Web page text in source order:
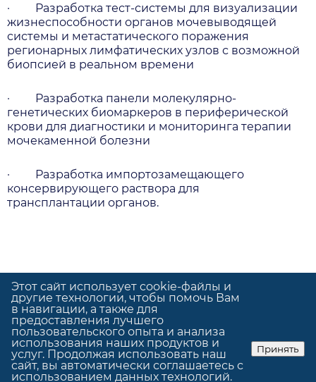
· Разработка тест-системы для визуализации
жизнеспособности органов мочевыводящей
системы и метастатического поражения
регионарных лимфатических узлов с возможной
биопсией в реальном времени
· Разработка панели молекулярно-
генетических биомаркеров в периферической
крови для диагностики и мониторинга терапии
мочекаменной болезни
· Разработка импортозамещающего
консервирующего раствора для
трансплантации органов.
Политика конфиденциальности
Использование cookie
© GrandUp | Сделано вGrandUp
Этот сайт использует cookie-файлы и
другие технологии, чтобы помочь Вам
в навигации, а также для
предоставления лучшего
пользовательского опыта и анализа
использования наших продуктов и
услуг. Продолжая использовать наш
сайт, вы автоматически соглашаетесь с
использованием данных технологий.
Принять